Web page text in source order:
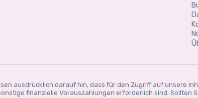
ausdrücklich darauf hin, dass für den Zugriff auf unsere
finanzielle Vorauszahlungen erforderlich sind. Sollten